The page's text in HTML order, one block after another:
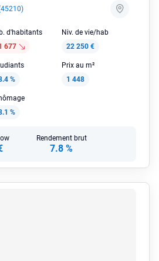
d'habitants
677
Niv. de vie/hab
22 250 €
%
Prix au m²
1 448
%
Rendement brut
7.8 %